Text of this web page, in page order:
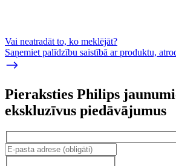
Vai neatradāt to, ko meklējāt?
Saņemiet palīdzību saistībā ar produktu,
Pieraksties Philips
ekskluzīvus piedāvājumus